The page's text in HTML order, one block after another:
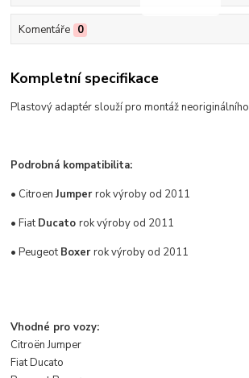
Komentáře 0
Kompletní specifikace
Plastový adaptér slouží pro montáž neoriginálního
Podrobná kompatibilita:
• CitroenJumperrok výroby od 2011
•FiatDucatorok výroby od 2011
•PeugeotBoxerrok výroby od 2011
Vhodné pro vozy:
Citroën Jumper
Fiat Ducato